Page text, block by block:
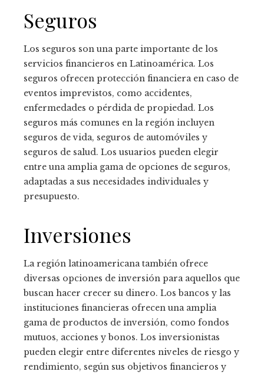
Seguros
Los seguros son una parte importante de los
servicios financieros en Latinoamérica. Los
seguros ofrecen protección financiera en caso de
eventos imprevistos, como accidentes,
enfermedades o pérdida de propiedad. Los
seguros más comunes en la región incluyen
seguros de vida, seguros de automóviles y
seguros de salud. Los usuarios pueden elegir
entre una amplia gama de opciones de seguros,
adaptadas a sus necesidades individuales y
presupuesto.
Inversiones
La región latinoamericana también ofrece
diversas opciones de inversión para aquellos que
buscan hacer crecer su dinero. Los bancos y las
instituciones financieras ofrecen una amplia
gama de productos de inversión, como fondos
mutuos, acciones y bonos. Los inversionistas
pueden elegir entre diferentes niveles de riesgo y
rendimiento, según sus objetivos financieros y